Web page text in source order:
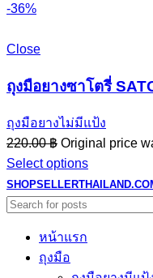
-36%
Close
ถุงมือยางซาโตรี่
ถุงมือยางไม่มีแป้ง
220.00฿ Original price
Select options
หน้าแรก
ถุงมือ